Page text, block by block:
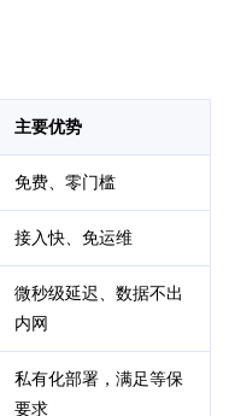
主要优势
免费、零门槛
接入快、免运维
微秒级延迟、数据不出
内网
私有化部署，满足等保
要求